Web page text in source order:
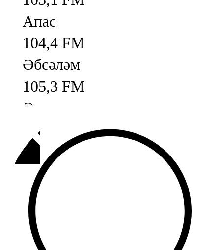
Апас
104,4 FM
Әбсәләм
105,3 FM
Әлмәт
92,9 FM
Базарлы матак
107,1 FM
Балык бистәсе
104,9 FM
Баулы